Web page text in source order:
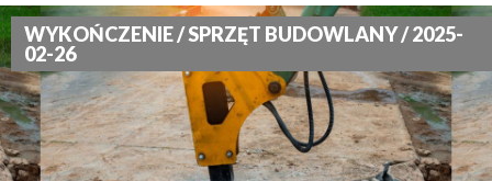
WYKOŃCZENIE / SPRZĘT BUDOWLANY / 2025-
02-26